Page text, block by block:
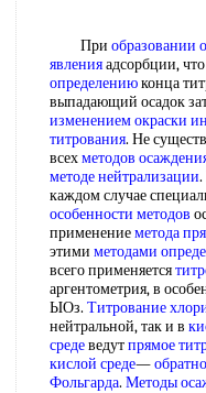
При образовании
явленияадсорбции,
определениюконца
выпадающий осадок
изменением окраски
титрования. Не
всехметодов
методе нейтрализации.
каждом случае
особенности методов
применениеметода
этими методами
всего применяется
аргентометрия, в
ЫОз. Титрование
нейтральной, так и в
средеведутпрямое
кислой среде—
Фольгарда. Методы